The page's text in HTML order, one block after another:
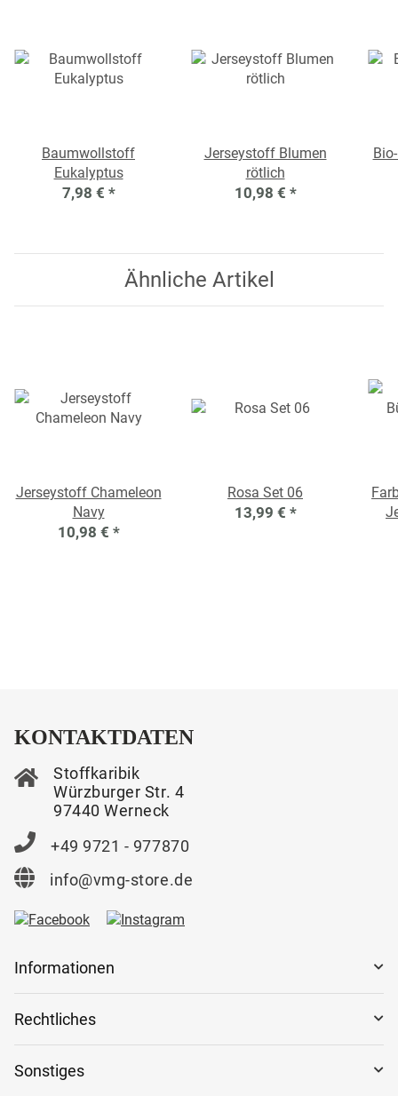
Baumwollstoff
Eukalyptus
7,98 € *
Jerseystoff Blumen
rötlich
10,98 € *
Ähnliche Artikel
Jerseystoff Chameleon
Navy
10,98 € *
Rosa Set 06
13,99 € *
KONTAKTDATEN
Stoffkaribik
Würzburger Str. 4
97440 Werneck
+49 9721 - 977870
info@vmg-store.de
Informationen
Rechtliches
Sonstiges